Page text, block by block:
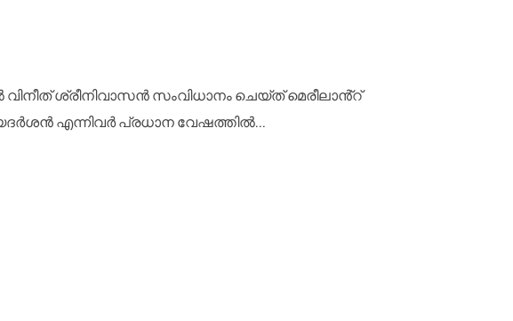
വിനീത് ശ്രീനിവാസൻ സംവിധാനം ചെയ്ത് മെരീലാൻ്റ്
എന്നിവർ പ്രധാന വേഷത്തിൽ...